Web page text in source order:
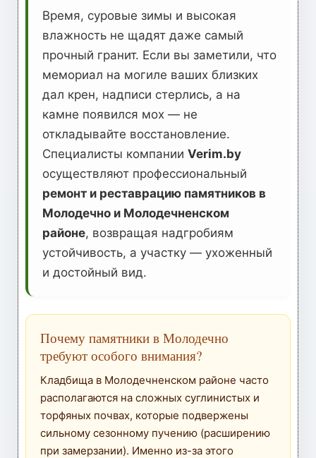
Время, суровые зимы и высокая
влажность не щадят даже самый
прочный гранит. Если вы заметили, что
мемориал на могиле ваших близких
дал крен, надписи стерлись, а на
камне появился мох — не
откладывайте восстановление.
Специалисты компании Verim.by
осуществляют профессиональный
ремонт и реставрацию памятников в
Молодечно и Молодечненском
районе, возвращая надгробиям
устойчивость, а участку — ухоженный
и достойный вид.
Почему памятники в Молодечно
требуют особого внимания?
Кладбища в Молодечненском районе часто
располагаются на сложных суглинистых и
торфяных почвах, которые подвержены
сильному сезонному пучению (расширению
при замерзании). Именно из-за этого